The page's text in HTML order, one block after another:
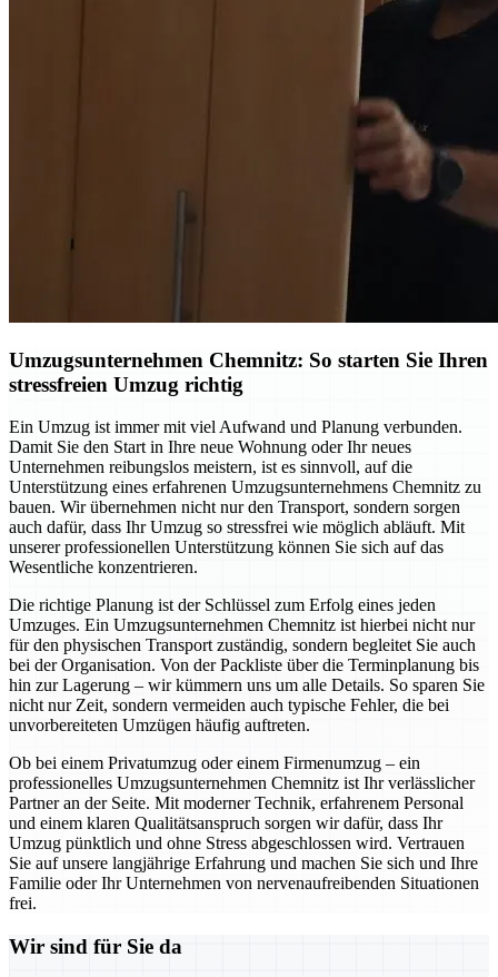
Umzugsunternehmen Chemnitz: So starten Sie Ihren
stressfreien Umzug richtig
Ein Umzug ist immer mit viel Aufwand und Planung verbunden.
Damit Sie den Start in Ihre neue Wohnung oder Ihr neues
Unternehmen reibungslos meistern, ist es sinnvoll, auf die
Unterstützung eines erfahrenen Umzugsunternehmens Chemnitz zu
bauen. Wir übernehmen nicht nur den Transport, sondern sorgen
auch dafür, dass Ihr Umzug so stressfrei wie möglich abläuft. Mit
unserer professionellen Unterstützung können Sie sich auf das
Wesentliche konzentrieren.
Die richtige Planung ist der Schlüssel zum Erfolg eines jeden
Umzuges. Ein Umzugsunternehmen Chemnitz ist hierbei nicht nur
für den physischen Transport zuständig, sondern begleitet Sie auch
bei der Organisation. Von der Packliste über die Terminplanung bis
hin zur Lagerung – wir kümmern uns um alle Details. So sparen Sie
nicht nur Zeit, sondern vermeiden auch typische Fehler, die bei
unvorbereiteten Umzügen häufig auftreten.
Ob bei einem Privatumzug oder einem Firmenumzug – ein
professionelles Umzugsunternehmen Chemnitz ist Ihr verlässlicher
Partner an der Seite. Mit moderner Technik, erfahrenem Personal
und einem klaren Qualitätsanspruch sorgen wir dafür, dass Ihr
Umzug pünktlich und ohne Stress abgeschlossen wird. Vertrauen
Sie auf unsere langjährige Erfahrung und machen Sie sich und Ihre
Familie oder Ihr Unternehmen von nervenaufreibenden Situationen
frei.
Wir sind für Sie da